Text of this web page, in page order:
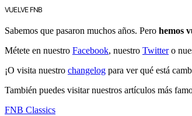
VUELVE FNB
Sabemos que pasaron muchos años. Pero hemos
Métete en nuestro Facebook, nuestro Twittero
¡O visita nuestro changelog para ver qué está
También puedes visitar nuestros artículos más
FNB Classics